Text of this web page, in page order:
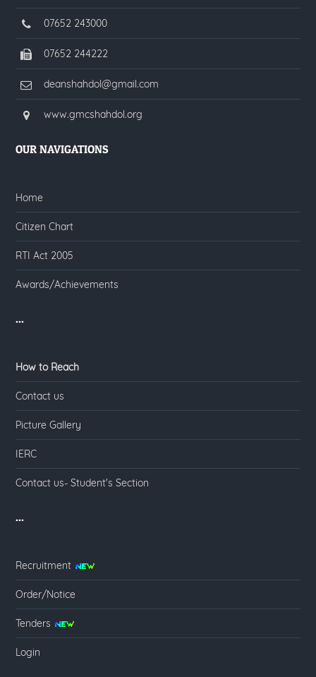
07652 243000
07652 244222
deanshahdol@gmail.com
www.gmcshahdol.org
OUR NAVIGATIONS
Home
Citizen Chart
RTI Act 2005
Awards/Achievements
...
How to Reach
Contact us
Picture Gallery
IERC
Contact us- Student's Section
...
Recruitment
Order/Notice
Tenders
Login